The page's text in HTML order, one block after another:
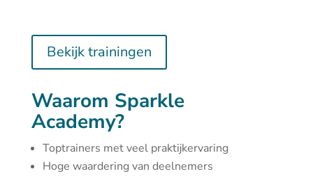
Bekijk trainingen
Waarom Sparkle
Academy?
Toptrainers met veel praktijkervaring
Hoge waardering van deelnemers